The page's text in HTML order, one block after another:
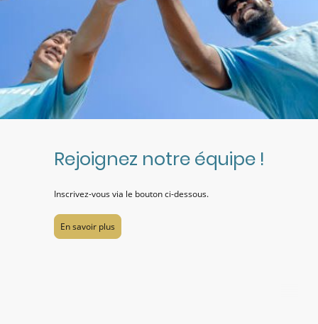
Rejoignez notre équipe !
Inscrivez-vous via le bouton ci-dessous.
En savoir plus